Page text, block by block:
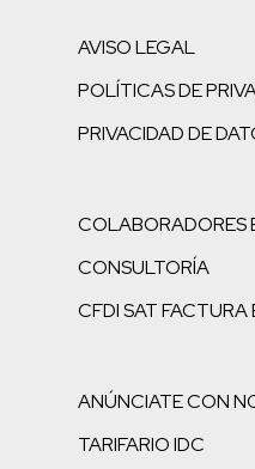
AVISO LEGAL
POLÍTICAS DE
PRIVACIDAD DE
COLABORADORES
CONSULTORÍA
CFDI SAT FACTURA
ANÚNCIATE CON
TARIFARIO IDC